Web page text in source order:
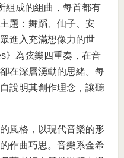
組成的組曲，每首都有
題：舞蹈、仙子、安
進入充滿想像力的世
》為弦樂四重奏，在音
在深層湧動的思緒。每
說明其創作理念，讓聽
風格，以現代音樂的形
作曲巧思。音樂系金希